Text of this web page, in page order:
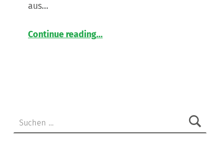
aus…
Continue readingDer Wohnverbund Hauptplatz bei der „Nacht der Musicals“
Ein
…